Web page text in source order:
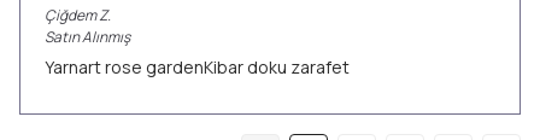
ÇiğdemZ.
Satın Alınmış
Yarnart rose gardenKibar doku zarafet